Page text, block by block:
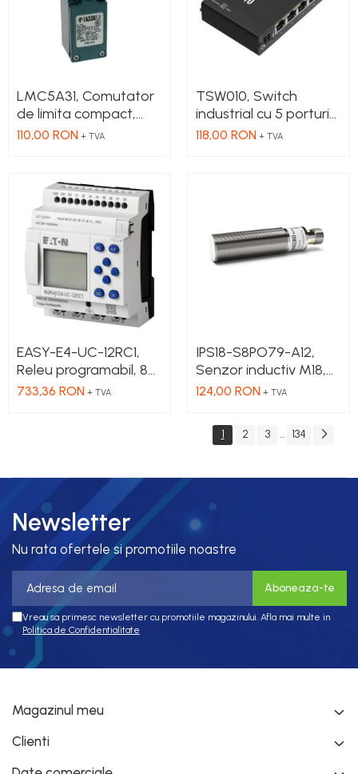
LMC5A31, Comutator
de limita compact,
parghie cu role
intrare PG13.5
110,00 RON + TVA
TSW010, Switch
industrial cu 5 porturi
Ethernet100 Mbps,
118,00 RON + TVA
EASY-E4-UC-12RC1,
Releu programabil, 8A,
IN: 8; Int.analogica: 4
733,36 RON + TVA
IPS18-S8PO79-A12,
Senzor inductiv M18,
Sn = 8mm, ecranat,
conector M12
124,00 RON + TVA
1 2 3 ... 134
Newsletter
Nu rata ofertele si promotiile noastre
Vreau sa primesc newsletter cu promotiile magazinului. Afla mai multe in
Politica de Confidentialitate
Magazinul meu
Clienti